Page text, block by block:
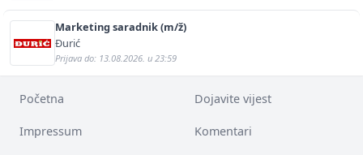
Marketing saradnik (m/ž)
Đurić
Prijava do: 13.08.2026. u 23:59
Početna Dojavite vijest
Impressum Komentari